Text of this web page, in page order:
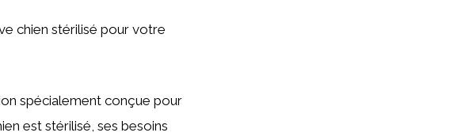
chien stérilisé pour votre
spécialement conçue pour
est stérilisé, ses besoins